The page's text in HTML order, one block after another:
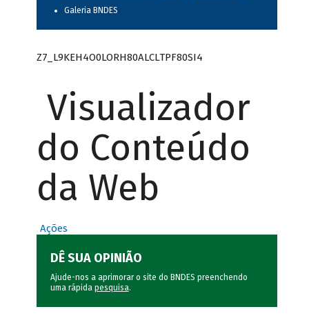
Galeria BNDES
Z7_L9KEH4O0LORH80ALCLTPF80SI4
Visualizador
do Conteúdo
da Web
Ações
DÊ SUA OPINIÃO
Ajude-nos a aprimorar o site do BNDES preenchendo
uma rápida pesquisa.